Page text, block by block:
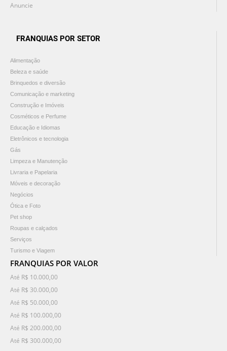
Anuncie
FRANQUIAS POR SETOR
Alimentação
Beleza e saúde
Brinquedos e diversão
Comunicação e marketing
Construção e Imóveis
Cosméticos e Perfume
Educação e Idiomas
Eletrônicos e tecnologia
Gás
Limpeza e Manutenção
Livraria e Papelaria
Móveis e decoração
Negócios
Ótica e Foto
Pet shop
Roupas e calçados
Serviços
Turismo e Viagem
FRANQUIAS POR VALOR
Até R$ 10.000,00
Até R$ 30.000,00
Até R$ 50.000,00
Até R$ 100.000,00
Até R$ 200.000,00
Até R$ 300.000,00